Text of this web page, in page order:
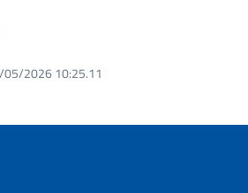
05/2026 10:25.11